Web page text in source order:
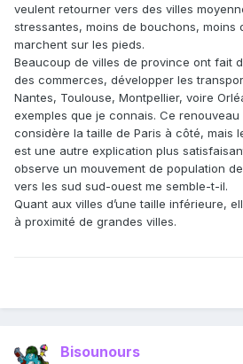
veulent retourner vers des villes
stressantes, moins de bouchons, moins
marchent sur les pieds.
Beaucoup de villes de province ont fait
des commerces, développer les
Nantes, Toulouse, Montpellier, voire
exemples que je connais. Ce
considère la taille de Paris à côté, mais
est une autre explication plus
observe un mouvement de population
vers les sud sud-ouest me semble-t-il.
Quant aux villes d’une taille inférieure,
à proximité de grandes villes.
Bisounours